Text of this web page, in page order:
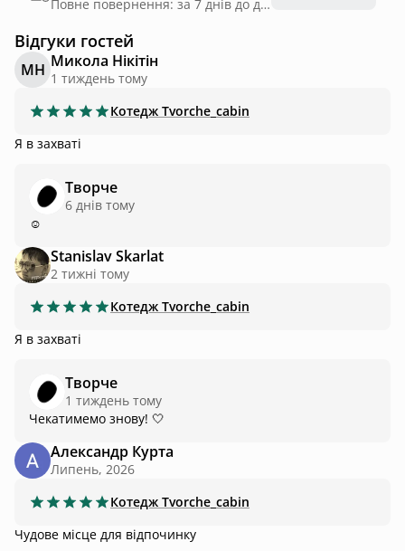
Повне повернення: за 7 днів до дати заїзду
Відгуки гостей
МН Микола Нікітін
1 тиждень тому
Котедж Tvorche_cabin
Я в захваті
Творче
6 днів тому
☺️
Stanislav Skarlat
2 тижні тому
Котедж Tvorche_cabin
Я в захваті
Творче
1 тиждень тому
Чекатимемо знову! 🤍
Александр Курта
Липень, 2026
Котедж Tvorche_cabin
Чудове місце для відпочинку